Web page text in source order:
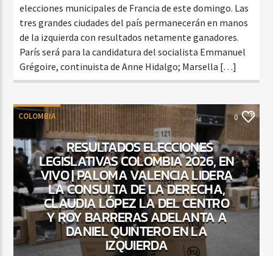
elecciones municipales de Francia de este domingo. Las
tres grandes ciudades del país permanecerán en manos
de la izquierda con resultados netamente ganadores.
París será para la candidatura del socialista Emmanuel
Grégoire, continuista de Anne Hidalgo; Marsella […]
COLOMBIA 0
RESULTADOS ELECCIONES
LEGISLATIVAS COLOMBIA 2026, EN
VIVO | PALOMA VALENCIA LIDERA
LA CONSULTA DE LA DERECHA,
CLAUDIA LÓPEZ LA DEL CENTRO
Y ROY BARRERAS ADELANTA A
DANIEL QUINTERO EN LA
IZQUIERDA